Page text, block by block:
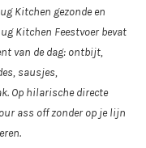
Kitchen gezonde en
Kitchen Feestvoer bevat
van de dag: ontbijt,
sausjes,
Op hilarische directe
ass off zonder op je lijn